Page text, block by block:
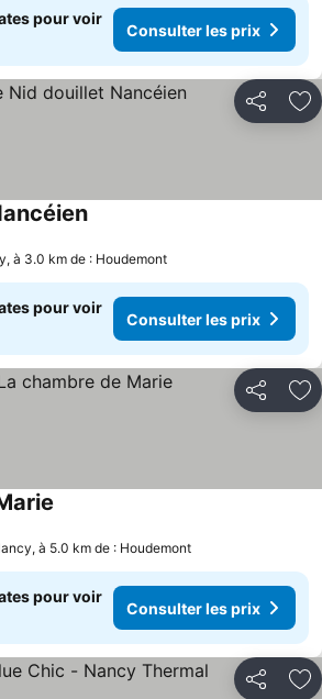
pour voir
Consulter les prix
Partager
à 3.0 km de : Houdemont
pour voir
Consulter les prix
Partager
à 5.0 km de : Houdemont
pour voir
Consulter les prix
Partager